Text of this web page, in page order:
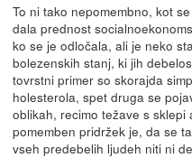
To ni tako nepomembno, kot
dala prednost
ko se je odločala, ali je neko
bolezenskih stanj, ki jih
tovrstni primer so skorajda
holesterola, spet druga se
oblikah, recimo težave s sklepi
pomemben pridržek je, da se
vseh predebelih ljudeh niti ni